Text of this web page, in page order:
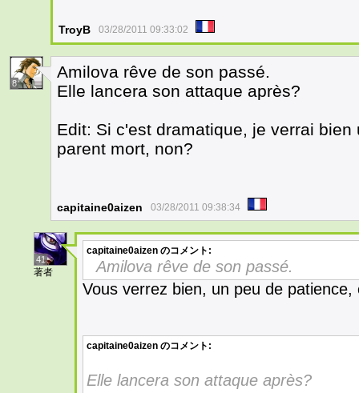
TroyB 03/28/2011 09:33:02
8
Amilova rêve de son passé.
Elle lancera son attaque après?
Edit: Si c'est dramatique, je verrai
parent mort, non?
capitaine0aizen 03/28/2011 09:38:34
41
著者
capitaine0aizen のコメント:
Amilova rêve de son passé.
Vous verrez bien, un peu de
capitaine0aizen のコメント:
Elle lancera son attaque après?